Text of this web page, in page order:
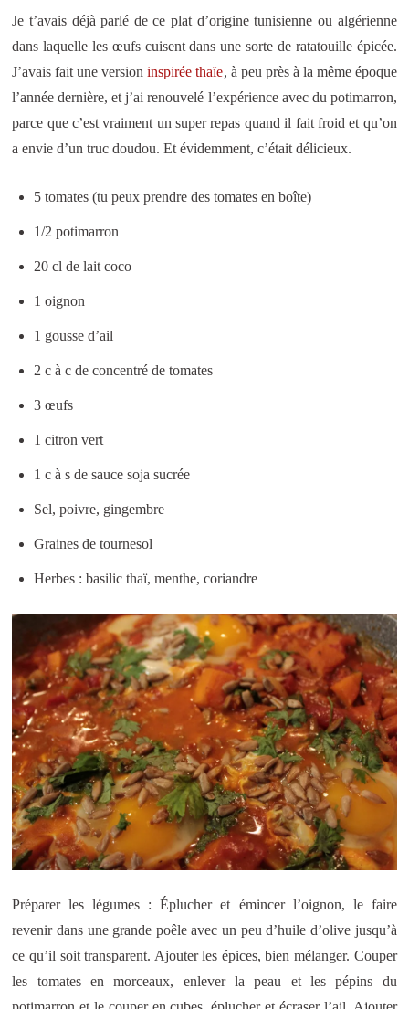
Je t’avais déjà parlé de ce plat d’origine tunisienne ou algérienne
dans laquelle les œufs cuisent dans une sorte de ratatouille épicée.
J’avais fait une versioninspirée thaïe, à peu près à la même époque
l’année dernière, et j’ai renouvelé l’expérience avec du potimarron,
parce que c’est vraiment un super repas quand il fait froid et qu’on
a envie d’un truc doudou. Et évidemment, c’était délicieux.
5 tomates (tu peux prendre des tomates en boîte)
1/2 potimarron
20 cl de lait coco
1 oignon
1 gousse d’ail
2 c à c de concentré de tomates
3 œufs
1 citron vert
1 c à s de sauce soja sucrée
Sel, poivre, gingembre
Graines de tournesol
Herbes : basilic thaï, menthe, coriandre
Préparer les légumes : Éplucher et émincer l’oignon, le faire
revenir dans une grande poêle avec un peu d’huile d’olive jusqu’à
ce qu’il soit transparent. Ajouter les épices, bien mélanger. Couper
les tomates en morceaux, enlever la peau et les pépins du